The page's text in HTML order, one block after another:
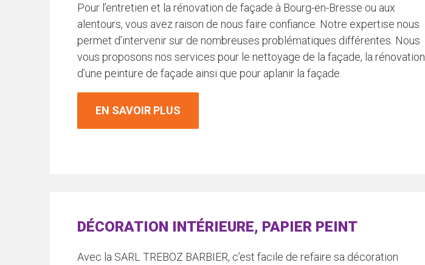
Pour l’entretien et la rénovation de façade à Bourg-en-Bresse ou aux
alentours, vous avez raison de nous faire confiance. Notre expertise nous
permet d’intervenir sur de nombreuses problématiques différentes. Nous
vous proposons nos services pour le nettoyage de la façade, la rénovation
d’une peinture de façade ainsi que pour aplanir la façade.
EN SAVOIR PLUS
DÉCORATION INTÉRIEURE, PAPIER PEINT
Avec la SARL TREBOZ BARBIER, c’est facile de refaire sa décoration